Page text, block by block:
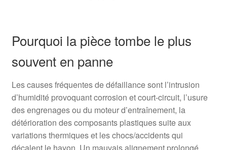
Pourquoi la pièce tombe le plus
souvent en panne
Les causes fréquentes de défaillance sont l’intrusion
d’humidité provoquant corrosion et court-circuit, l’usure
des engrenages ou du moteur d’entraînement, la
détérioration des composants plastiques suite aux
variations thermiques et les chocs/accidents qui
décalent le hayon. Un mauvais alignement prolongé